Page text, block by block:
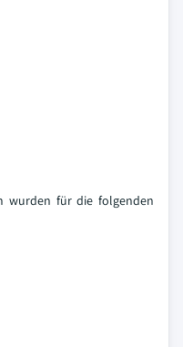
wurden für die folgenden